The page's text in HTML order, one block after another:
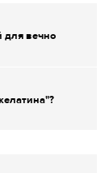
для вечно